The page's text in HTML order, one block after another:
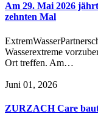
Am 29. Mai 2026
zehnten Mal
Wasserextreme
Ort treffen. Am…
Juni 01, 2026
ZURZACH Care